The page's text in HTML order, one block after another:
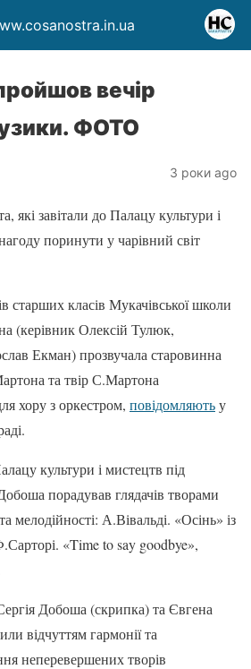
вечір
ФОТО
3 роки ago
які завітали до Палацу культури і
поринути у чарівний світ
старших класів Мукачівської школи
(керівник Олексій Тулюк,
Екман) прозвучала старовинна
та твір С.Мартона
хору з оркестром, повідомляютьу
культури і мистецтв під
порадував глядачів творами
мелодійності: А.Вівальді. «Осінь» із
«Time to say goodbye»,
Добоша (скрипка) та Євгена
відчуттям гармонії та
неперевершених творів